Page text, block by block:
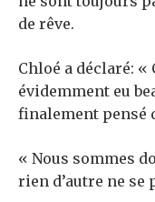
de rêve.
Chloé a déclaré: «
évidemment eu
finalement pensé
« Nous sommes
rien d’autre ne se